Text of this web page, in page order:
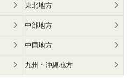
東北地方
中部地方
中国地方
九州・沖縄地方